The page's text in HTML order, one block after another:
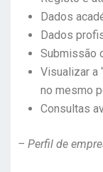
Dados
Dados
Submissão
Visualizar a
no mesmo
Consultas
– Perfil de